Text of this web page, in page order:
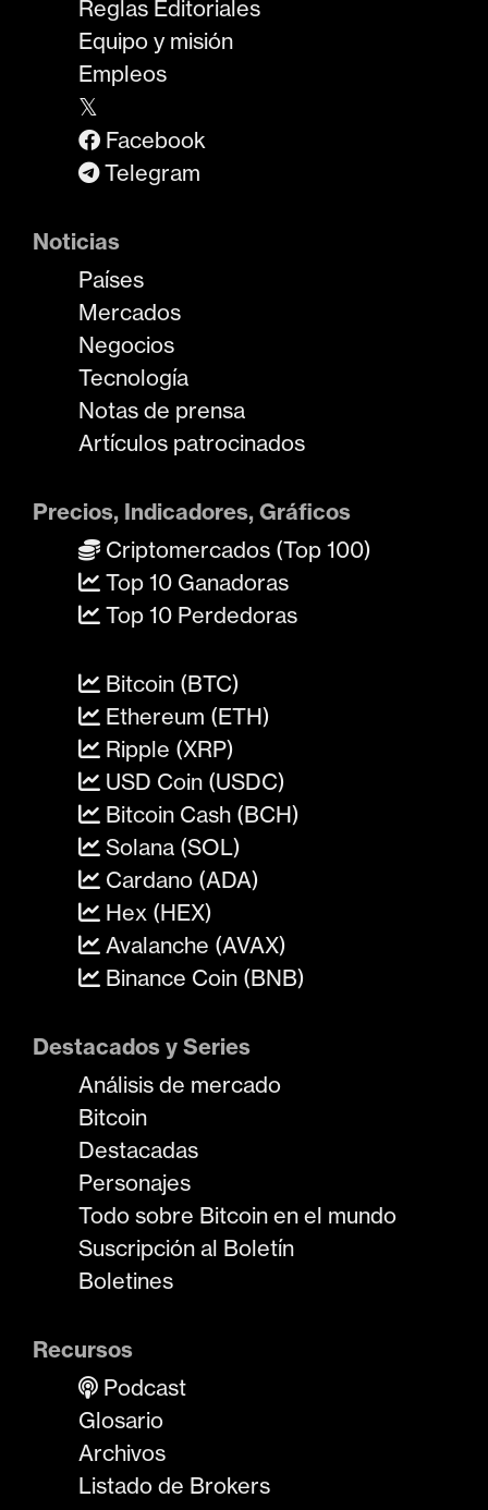
Reglas Editoriales
Equipo y misión
Empleos
𝕏
Facebook
Telegram
Noticias
Países
Mercados
Negocios
Tecnología
Notas de prensa
Artículos patrocinados
Precios, Indicadores, Gráficos
Criptomercados (Top 100)
Top 10 Ganadoras
Top 10 Perdedoras
Bitcoin (BTC)
Ethereum (ETH)
Ripple (XRP)
USD Coin (USDC)
Bitcoin Cash (BCH)
Solana (SOL)
Cardano (ADA)
Hex (HEX)
Avalanche (AVAX)
Binance Coin (BNB)
Destacados y Series
Análisis de mercado
Bitcoin
Destacadas
Personajes
Todo sobre Bitcoin en el mundo
Suscripción al Boletín
Boletines
Recursos
Podcast
Glosario
Archivos
Listado de Brokers